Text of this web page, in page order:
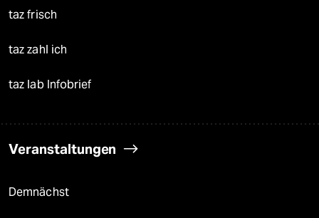
taz frisch
taz zahl ich
taz lab Infobrief
Veranstaltungen
Demnächst